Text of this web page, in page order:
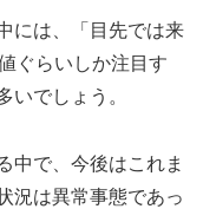
には、「目先では来
ぐらいしか注目す
いでしょう。
中で、今後はこれま
況は異常事態であっ